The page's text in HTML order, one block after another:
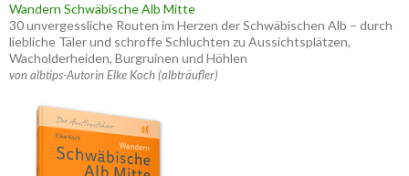
Wandern Schwäbische Alb Mitte
30 unvergessliche Routen im Herzen der Schwäbischen Alb – durch
liebliche Täler und schroffe Schluchten zu Aussichtsplätzen,
Wacholderheiden, Burgruinen und Höhlen
von albtips-Autorin Elke Koch (albträufler)